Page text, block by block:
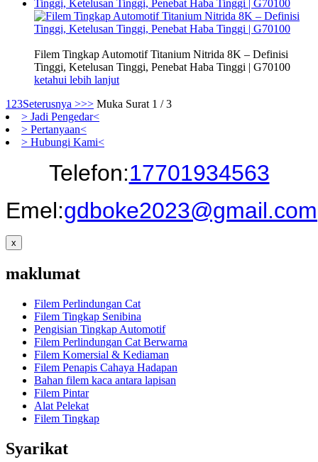
Filem Tingkap Automotif Titanium Nitrida 8K – Definisi
Tinggi, Ketelusan Tinggi, Penebat Haba Tinggi | G70100
ketahui lebih lanjut
123Seterusnya >>> Muka Surat 1 / 3
> Jadi Pengedar<
> Pertanyaan<
> Hubungi Kami<
Telefon:17701934563
Emel:gdboke2023@gmail.com
x
maklumat
Filem Perlindungan Cat
Filem Tingkap Senibina
Pengisian Tingkap Automotif
Filem Perlindungan Cat Berwarna
Filem Komersial & Kediaman
Filem Penapis Cahaya Hadapan
Bahan filem kaca antara lapisan
Filem Pintar
Alat Pelekat
Filem Tingkap
Syarikat